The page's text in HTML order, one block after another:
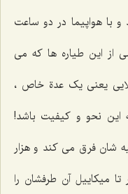
با هواپیما در دو ساعت
از این طیاره ها که می
یعنی یک عدة خاص ،
این نحو و کیفیت باشد!
شان فرق می کند و هزار
تا میکاییل آن طرفشان را